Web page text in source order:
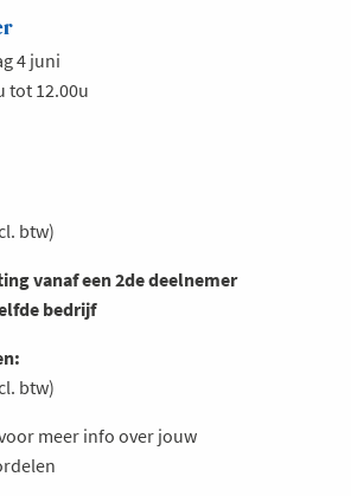
4 juni
tot 12.00u
btw)
vanaf een 2de deelnemer
bedrijf
btw)
meer info over jouw